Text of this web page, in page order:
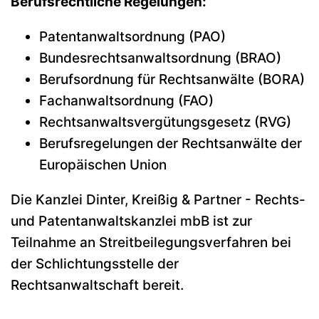
Patentanwaltsordnung (PAO)
Bundesrechtsanwaltsordnung (BRAO)
Berufsordnung für Rechtsanwälte (BORA)
Fachanwaltsordnung (FAO)
Rechtsanwaltsvergütungsgesetz (RVG)
Berufsregelungen der Rechtsanwälte der
Europäischen Union
Die Kanzlei Dinter, Kreißig & Partner - Rechts-
und Patentanwaltskanzlei mbB ist zur
Teilnahme an Streitbeilegungsverfahren bei
der Schlichtungsstelle der
Rechtsanwaltschaft bereit.